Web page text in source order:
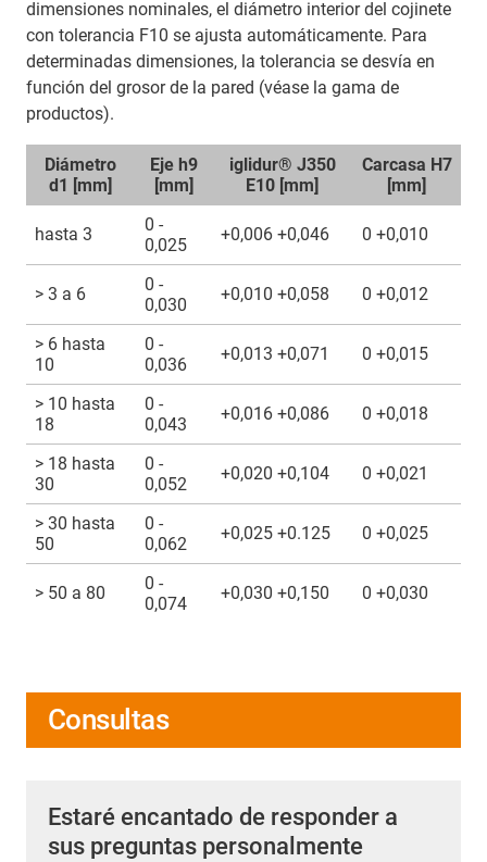
dimensiones nominales, el diámetro interior del cojinete
con tolerancia F10 se ajusta automáticamente. Para
determinadas dimensiones, la tolerancia se desvía en
función del grosor de la pared (véase la gama de
productos).
Diámetro
d1 [mm]
Eje h9
[mm]
iglidur® J350
E10 [mm]
Carcasa H7
[mm]
hasta 3
0 -
0,025
+0,006 +0,046 0 +0,010
> 3 a 6
0 -
0,030
+0,010 +0,058 0 +0,012
> 6 hasta
10
0 -
0,036
+0,013 +0,071 0 +0,015
> 10 hasta
18
0 -
0,043
+0,016 +0,086 0 +0,018
> 18 hasta
30
0 -
0,052
+0,020 +0,104 0 +0,021
> 30 hasta
50
0 -
0,062
+0,025 +0.125 0 +0,025
> 50 a 80
0 -
0,074
+0,030 +0,150 0 +0,030
Consultas
Estaré encantado de responder a
sus preguntas personalmente